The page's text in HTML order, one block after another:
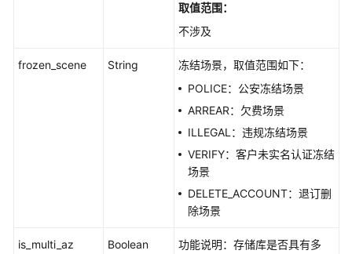
取值范围：
不涉及
frozen_scene String
冻结场景，取值范围如下：
POLICE：公安冻结场景
ARREAR：欠费场景
ILLEGAL：违规冻结场景
VERIFY：客户未实名认证冻结
场景
DELETE_ACCOUNT：退订删
除场景
is_multi_az Boolean
功能说明：存储库是否具有多